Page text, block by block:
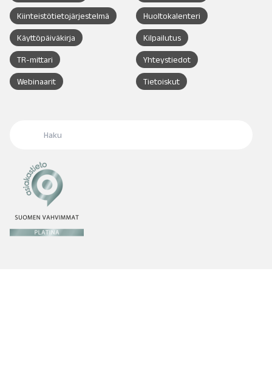
Kiinteistötietojärjestelmä Huoltokalenteri
Käyttöpäiväkirja Kilpailutus
TR-mittari Yhteystiedot
Webinaarit Tietoiskut